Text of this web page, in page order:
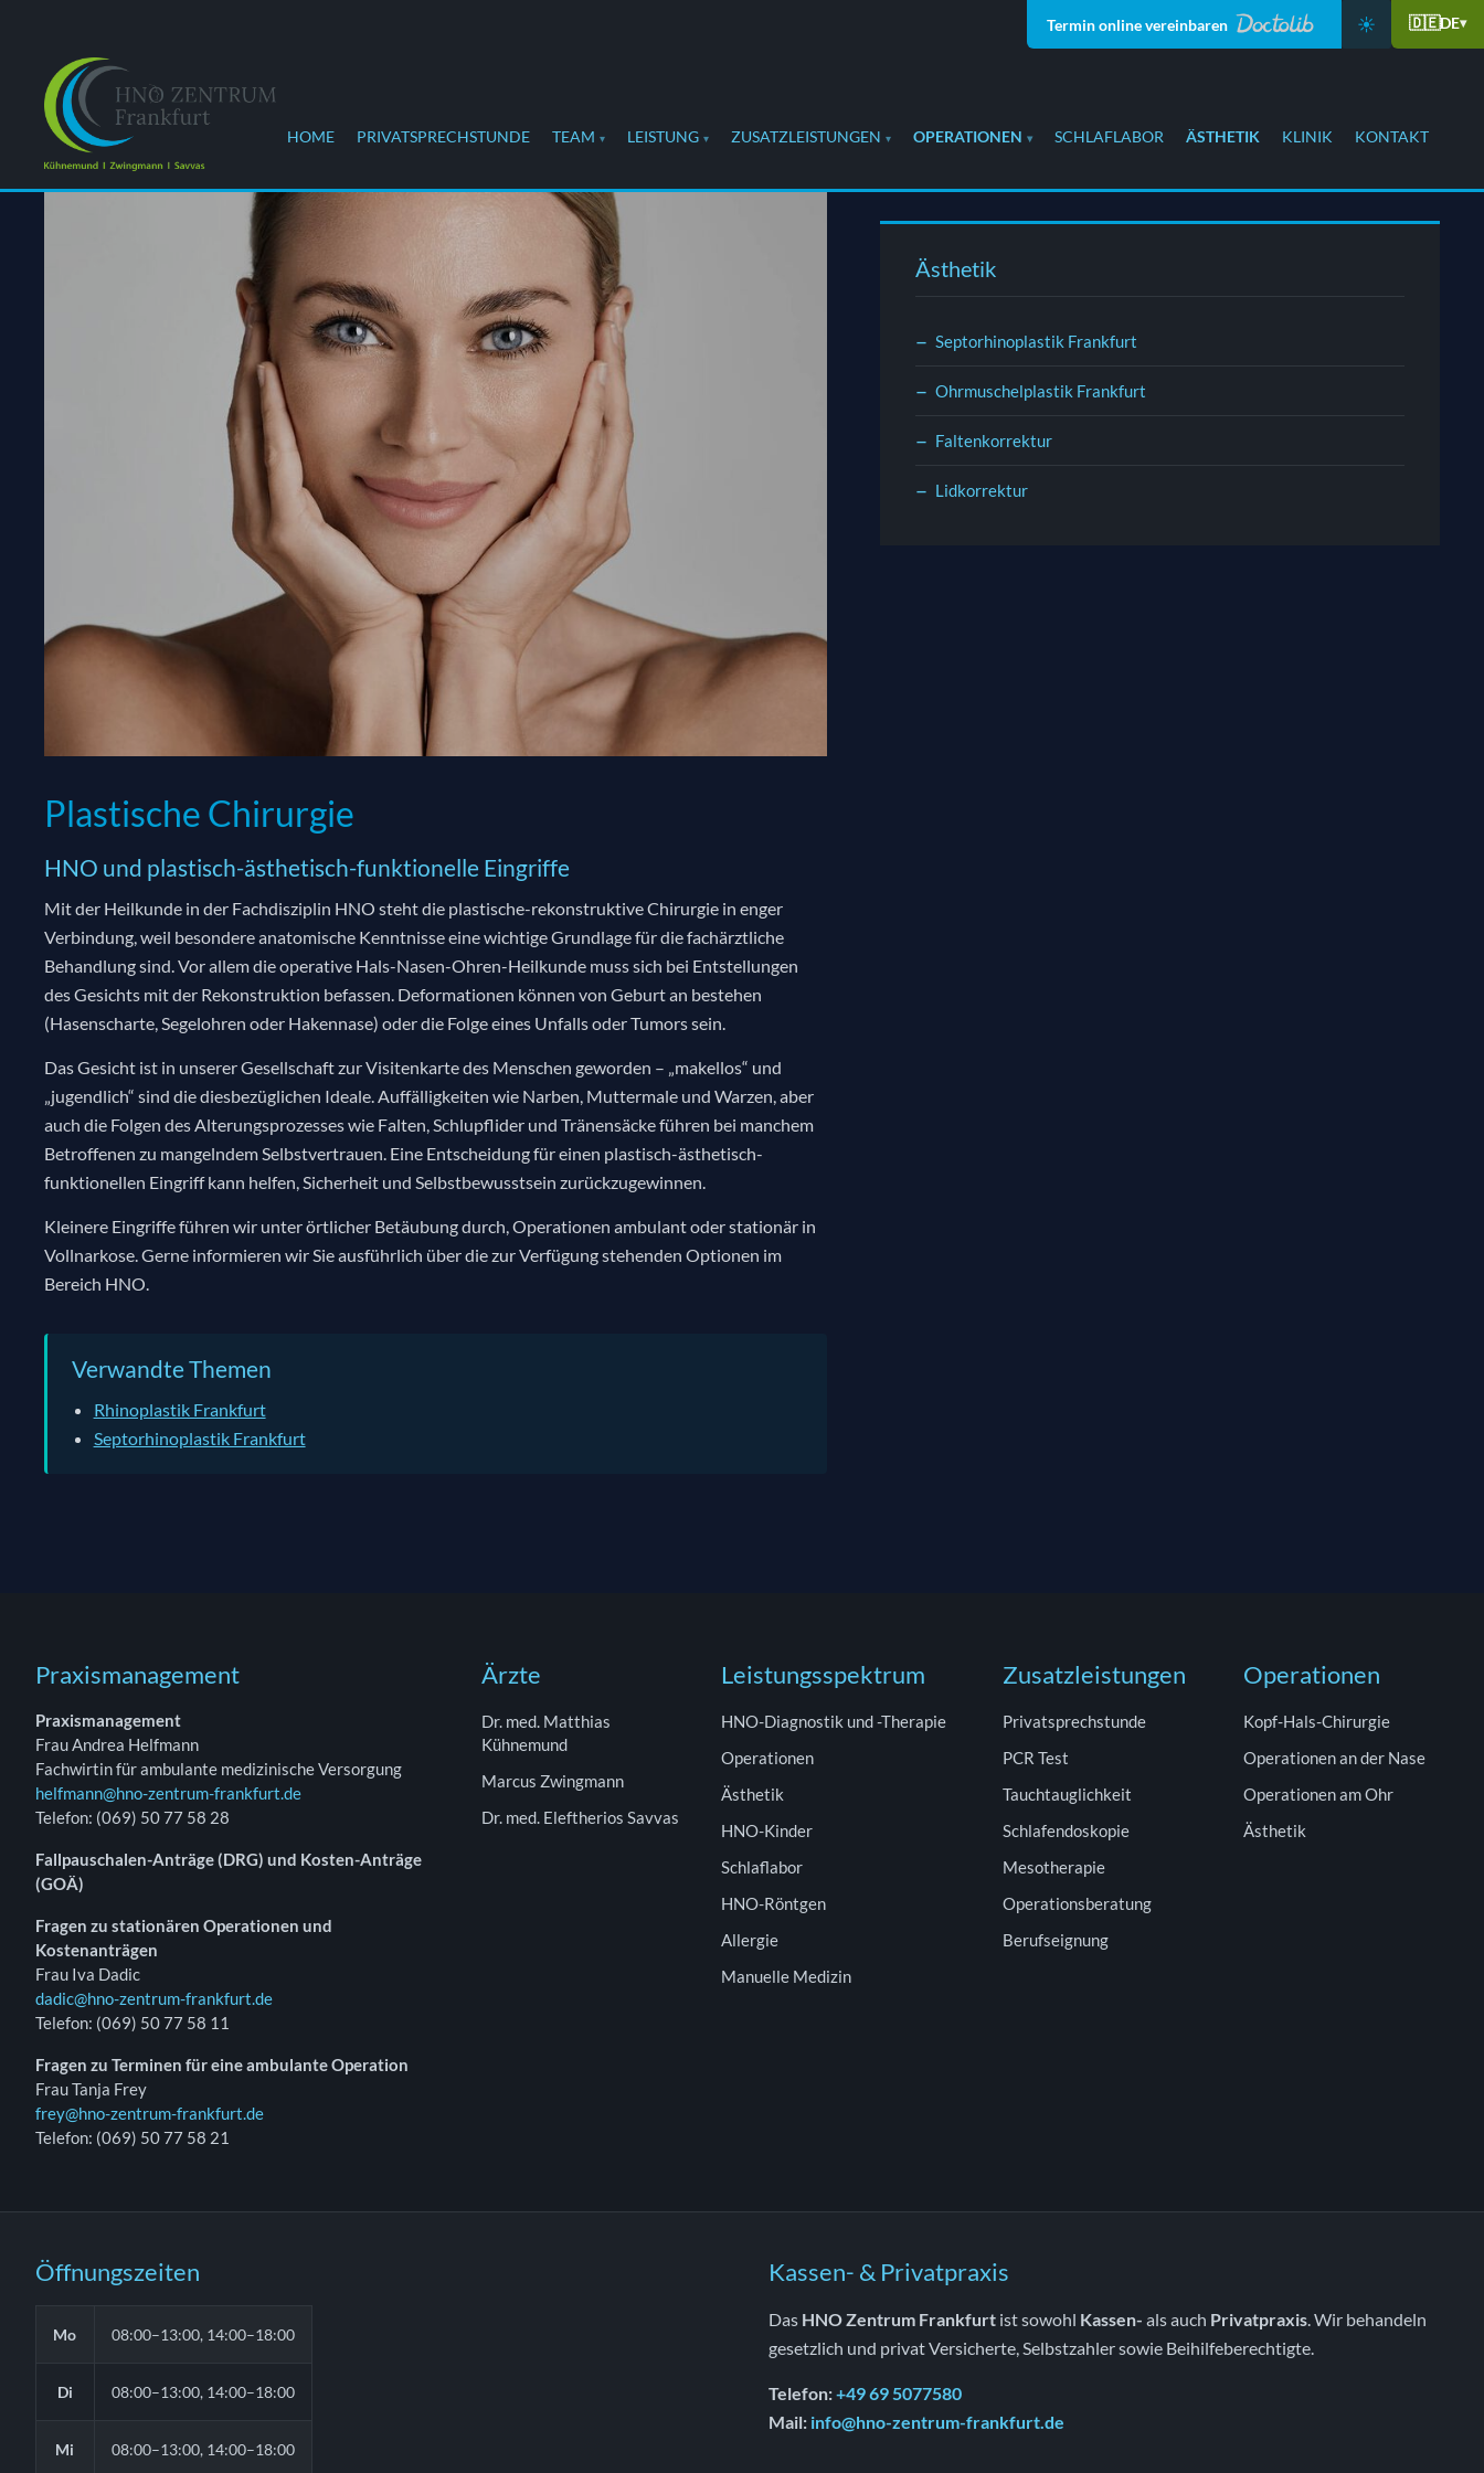
Termin online vereinbaren ☀️ 🇩🇪DE▾
HOME PRIVATSPRECHSTUNDE TEAM LEISTUNG ZUSATZLEISTUNGEN OPERATIONEN SCHLAFLABOR ÄSTHETIK KLINIK KONTAKT
Plastische Chirurgie
HNO und plastisch-ästhetisch-funktionelle Eingriffe
Mit der Heilkunde in der Fachdisziplin HNO steht die plastische-rekonstruktive Chirurgie in enger
Verbindung, weil besondere anatomische Kenntnisse eine wichtige Grundlage für die fachärztliche
Behandlung sind. Vor allem die operative Hals-Nasen-Ohren-Heilkunde muss sich bei Entstellungen
des Gesichts mit der Rekonstruktion befassen. Deformationen können von Geburt an bestehen
(Hasenscharte, Segelohren oder Hakennase) oder die Folge eines Unfalls oder Tumors sein.
Das Gesicht ist in unserer Gesellschaft zur Visitenkarte des Menschen geworden – „makellos“ und
„jugendlich“ sind die diesbezüglichen Ideale. Auffälligkeiten wie Narben, Muttermale und Warzen, aber
auch die Folgen des Alterungsprozesses wie Falten, Schlupflider und Tränensäcke führen bei manchem
Betroffenen zu mangelndem Selbstvertrauen. Eine Entscheidung für einen plastisch-ästhetisch-
funktionellen Eingriff kann helfen, Sicherheit und Selbstbewusstsein zurückzugewinnen.
Kleinere Eingriffe führen wir unter örtlicher Betäubung durch, Operationen ambulant oder stationär in
Vollnarkose. Gerne informieren wir Sie ausführlich über die zur Verfügung stehenden Optionen im
Bereich HNO.
Verwandte Themen
Rhinoplastik Frankfurt
Septorhinoplastik Frankfurt
Ästhetik
Septorhinoplastik Frankfurt
Ohrmuschelplastik Frankfurt
Faltenkorrektur
Lidkorrektur
Praxismanagement
Praxismanagement
Frau Andrea Helfmann
Fachwirtin für ambulante medizinische Versorgung
helfmann@hno-zentrum-frankfurt.de
Telefon: (069) 50 77 58 28
Fallpauschalen-Anträge (DRG) und Kosten-Anträge
(GOÄ)
Fragen zu stationären Operationen und
Kostenanträgen
Frau Iva Dadic
dadic@hno-zentrum-frankfurt.de
Telefon: (069) 50 77 58 11
Fragen zu Terminen für eine ambulante Operation
Frau Tanja Frey
frey@hno-zentrum-frankfurt.de
Telefon: (069) 50 77 58 21
Ärzte
Dr. med. Matthias
Kühnemund
Marcus Zwingmann
Dr. med. Eleftherios Savvas
Leistungsspektrum
HNO-Diagnostik und -Therapie
Operationen
Ästhetik
HNO-Kinder
Schlaflabor
HNO-Röntgen
Allergie
Manuelle Medizin
Zusatzleistungen
Privatsprechstunde
PCR Test
Tauchtauglichkeit
Schlafendoskopie
Mesotherapie
Operationsberatung
Berufseignung
Operationen
Kopf-Hals-Chirurgie
Operationen an der Nase
Operationen am Ohr
Ästhetik
Öffnungszeiten
Mo 08:00–13:00, 14:00–18:00
Di 08:00–13:00, 14:00–18:00
Mi 08:00–13:00, 14:00–18:00
Kassen- & Privatpraxis
Das HNO Zentrum Frankfurt ist sowohl Kassen- als auch Privatpraxis. Wir behandeln
gesetzlich und privat Versicherte, Selbstzahler sowie Beihilfeberechtigte.
Telefon:+49 69 5077580
Mail: info@hno-zentrum-frankfurt.de